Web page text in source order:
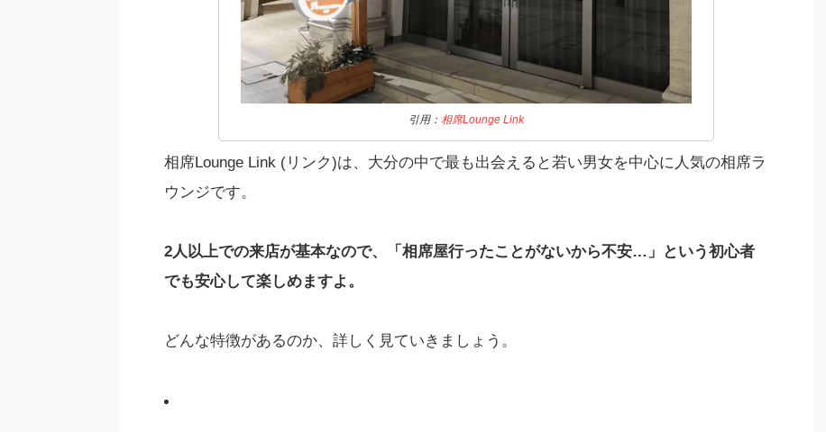
引用： 相席Lounge Link
相席Lounge Link (リンク)は、大分の中で最も出会えると若い男女を中心に人気の相席ラ
ウンジです。
2人以上での来店が基本なので、「相席屋行ったことがないから不安…」という初心者
でも安心して楽しめますよ。
どんな特徴があるのか、詳しく見ていきましょう。